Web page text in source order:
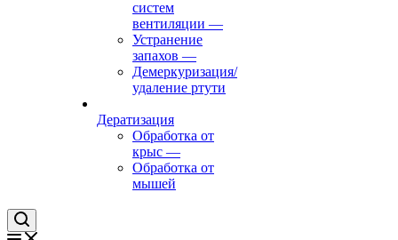
систем
вентиляции —
Устранение
запахов —
Демеркуризация/
удаление ртути
Дератизация
Обработка от
крыс —
Обработка от
мышей